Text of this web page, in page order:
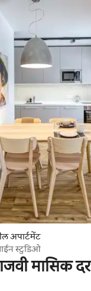
रिव्ह्यूज
अपार्टमेंट
स्टुडिओ
मासिक दर